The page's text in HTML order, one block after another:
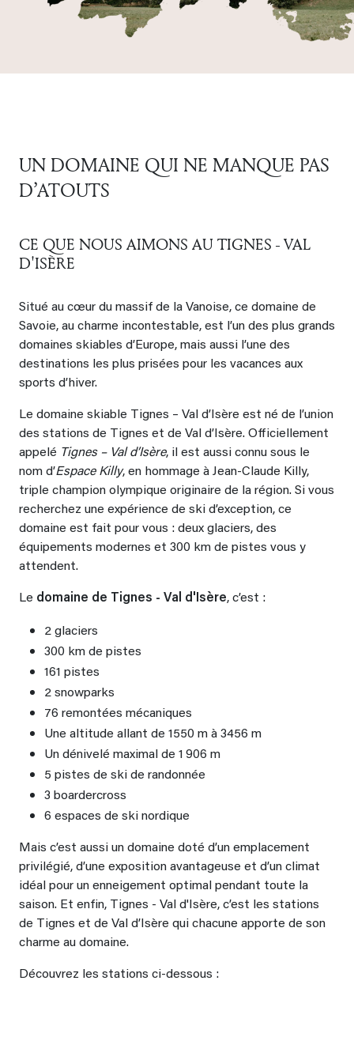
UN DOMAINE QUI NE MANQUE PAS
D’ATOUTS
CE QUE NOUS AIMONS AU TIGNES - VAL
D'ISÈRE
Situé au cœur du massif de la Vanoise, ce domaine de
Savoie, au charme incontestable, est l’un des plus grands
domaines skiables d’Europe, mais aussi l’une des
destinations les plus prisées pour les vacances aux
sports d’hiver.
Le domaine skiable Tignes – Val d’Isère est né de l’union
des stations de Tignes et de Val d’Isère. Officiellement
appelé Tignes – Val d’Isère, il est aussi connu sous le
nom d’Espace Killy, en hommage à Jean-Claude Killy,
triple champion olympique originaire de la région. Si vous
recherchez une expérience de ski d’exception, ce
domaine est fait pour vous : deux glaciers, des
équipements modernes et 300 km de pistes vous y
attendent.
Le domaine de Tignes - Val d'Isère, c’est :
2 glaciers
300 km de pistes
161 pistes
2 snowparks
76 remontées mécaniques
Une altitude allant de 1550 m à 3456 m
Un dénivelé maximal de 1 906 m
5 pistes de ski de randonnée
3 boardercross
6 espaces de ski nordique
Mais c’est aussi un domaine doté d’un emplacement
privilégié, d’une exposition avantageuse et d’un climat
idéal pour un enneigement optimal pendant toute la
saison. Et enfin, Tignes - Val d'Isère, c’est les stations
de Tignes et de Val d’Isère qui chacune apporte de son
charme au domaine.
Découvrez les stations ci-dessous :